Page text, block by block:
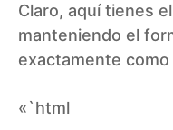
Claro, aquí tienes
manteniendo el
exactamente
«`html